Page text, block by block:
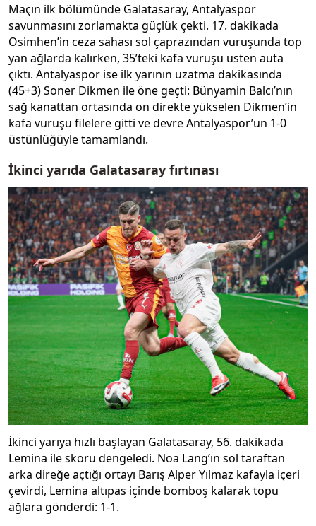
Maçın ilk bölümünde Galatasaray, Antalyaspor
savunmasını zorlamakta güçlük çekti. 17. dakikada
Osimhen’in ceza sahası sol çaprazından vuruşunda top
yan ağlarda kalırken, 35’teki kafa vuruşu üsten auta
çıktı. Antalyaspor ise ilk yarının uzatma dakikasında
(45+3) Soner Dikmen ile öne geçti: Bünyamin Balcı’nın
sağ kanattan ortasında ön direkte yükselen Dikmen’in
kafa vuruşu filelere gitti ve devre Antalyaspor’un 1-0
üstünlüğüyle tamamlandı.
İkinci yarıda Galatasaray fırtınası
İkinci yarıya hızlı başlayan Galatasaray, 56. dakikada
Lemina ile skoru dengeledi. Noa Lang’ın sol taraftan
arka direğe açtığı ortayı Barış Alper Yılmaz kafayla içeri
çevirdi, Lemina altıpas içinde bomboş kalarak topu
ağlara gönderdi: 1-1.